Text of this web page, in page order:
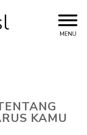
MENU
KAMU